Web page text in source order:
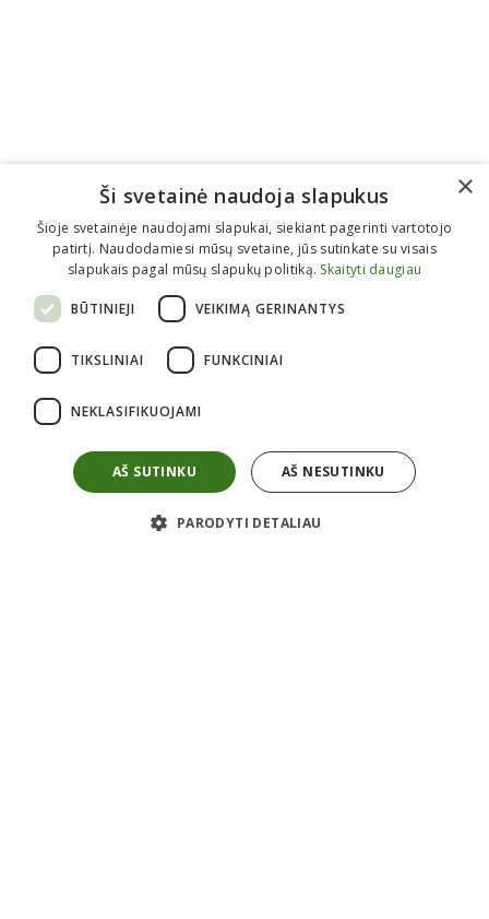
Informacija perkantiems
Apmokėjimas
Grąžinimas
Garantijos
Taisyklės
Privatumo politika
Apie mus
×
Ši svetainė naudoja slapukus
Šioje svetainėje naudojami slapukai, siekiant pagerinti vartotojo
patirtį. Naudodamiesi mūsų svetaine, jūs sutinkate su visais
slapukais pagal mūsų slapukų politiką. Skaityti daugiau
BŪTINIEJI VEIKIMĄ GERINANTYS
TIKSLINIAI FUNKCINIAI
NEKLASIFIKUOJAMI
AŠ SUTINKU AŠ NESUTINKU
PARODYTI DETALIAU